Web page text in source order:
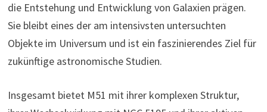
die Entstehung und Entwicklung von Galaxien prägen.
Sie bleibt eines der am intensivsten untersuchten
Objekte im Universum und ist ein faszinierendes Ziel für
zukünftige astronomische Studien.
Insgesamt bietet M51 mit ihrer komplexen Struktur,